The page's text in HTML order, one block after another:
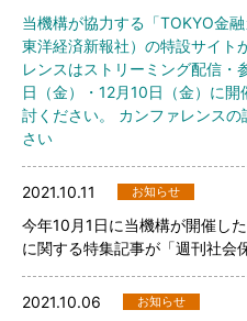
当機構が協力する「TOKYO金
東洋経済新報社）の特設サイト
レンスはストリーミング配信・
日（金）・12月10日（金）に
討ください。 カンファレンス
さい
2021.10.11 お知らせ
今年10月1日に当機構が開催し
に関する特集記事が「週刊社会
2021.10.06 お知らせ